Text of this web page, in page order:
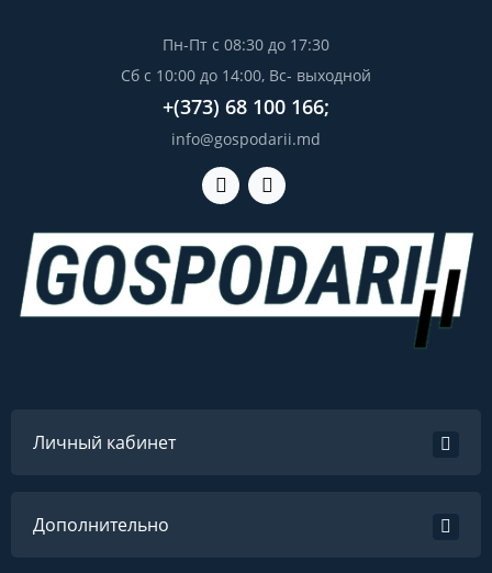
Пн-Пт с 08:30 до 17:30
Сб с 10:00 до 14:00, Вс- выходной
+(373) 68 100 166;
info@gospodarii.md
Личный кабинет
Дополнительно